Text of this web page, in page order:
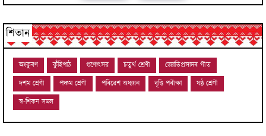
শিতান
অংকুৰণ কুঁহিপাঠ গুণোৎসৱ চতুৰ্থ শ্ৰেণী
জ্যোতিপ্ৰসাদৰ গীত
দশম শ্ৰেণী
পঞ্চম শ্ৰেণী পৰিৱেশ অধ্যয়ন বৃত্তি পৰীক্ষা
ষষ্ঠ শ্ৰেণী
স্ব-শিকন সমল